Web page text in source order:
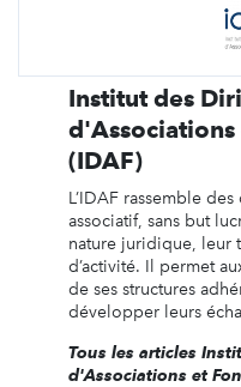
Institut des
(IDAF)
L’IDAF rassemble
associatif, sans but
nature juridique, leur
d’activité. Il permet
de ses structures
développer leurs
Tous les articles
d'Associations et